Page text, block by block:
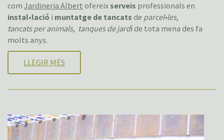
com Jardineria Albert ofereix serveis professionals en
instal•lació i muntatge de tancats de parcel•les,
tancats per animals, tanques de jardí de tota mena des fa
molts anys.
LLEGIR MÉS